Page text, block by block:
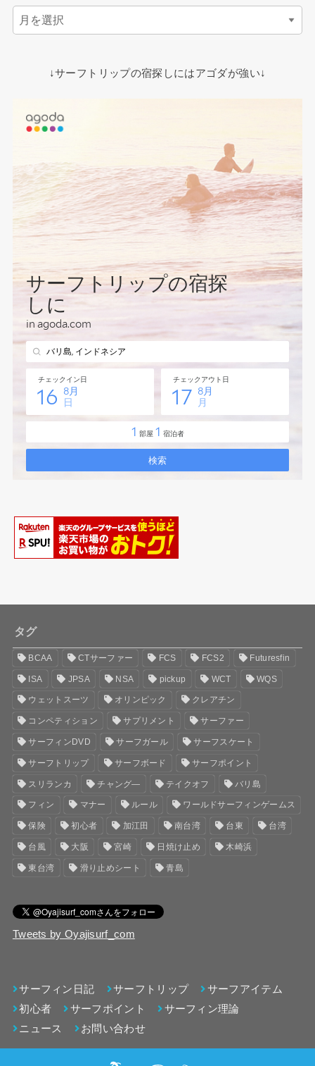
↓サーフトリップの宿探しにはアゴダが強い↓
タグ
BCAA CTサーファー FCS FCS2 Futuresfin
ISA JPSA NSA pickup WCT WQS
ウェットスーツ オリンピック クレアチン
コンペティション サプリメント サーファー
サーフィンDVD サーフガール サーフスケート
サーフトリップ サーフボード サーフポイント
スリランカ チャング― テイクオフ バリ島
フィン マナー ルール ワールドサーフィンゲームス
保険 初心者 加江田 南台湾 台東 台湾
台風 大阪 宮崎 日焼け止め 木崎浜
東台湾 滑り止めシート 青島
Tweets by Oyajisurf_com
サーフィン日記 サーフトリップ
サーフアイテム
初心者
サーフポイント
サーフィン理論
ニュース
お問い合わせ